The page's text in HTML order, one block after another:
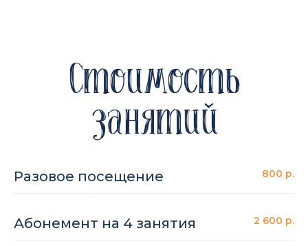
Стоимость
занятий
Разовое посещение 800 р.
Абонемент на 4 занятия 2 600 р.